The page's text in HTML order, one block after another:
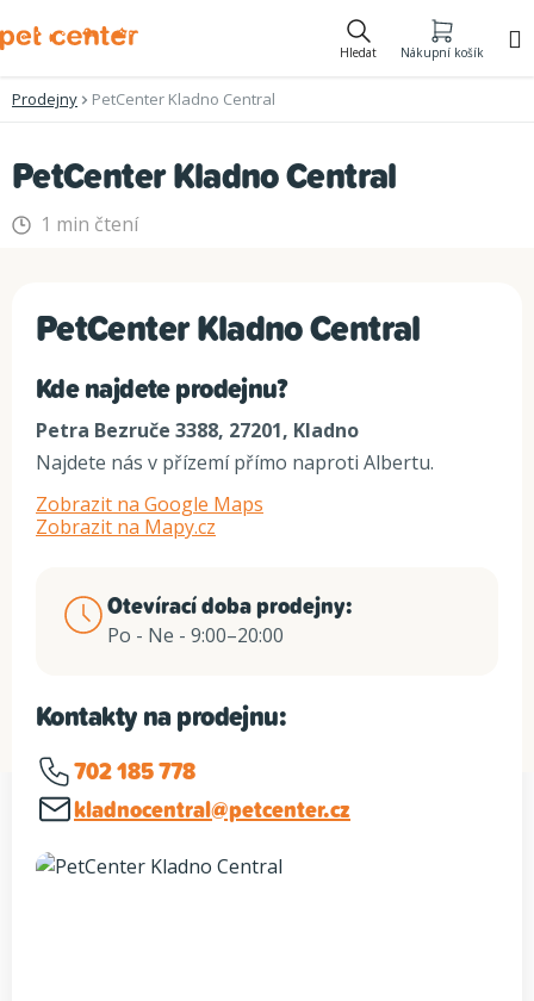
na
Hledat Nákupní košík
Prodejny PetCenter Kladno Central
PetCenter Kladno Central
1 min čtení
PetCenter Kladno Central
Kde najdete prodejnu?
Petra Bezruče 3388, 27201, Kladno
Najdete nás v přízemí přímo naproti Albertu.
Zobrazit na Google Maps
Zobrazit na Mapy.cz
Otevírací doba prodejny:
Po - Ne - 9:00–20:00
Kontakty na prodejnu:
702 185 778
kladnocentral@petcenter.cz